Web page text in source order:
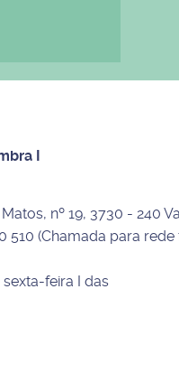
I
nº 19, 3730 - 240
510 (Chamada para
feira I das